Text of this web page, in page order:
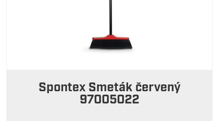
Spontex Smeták červený
97005022